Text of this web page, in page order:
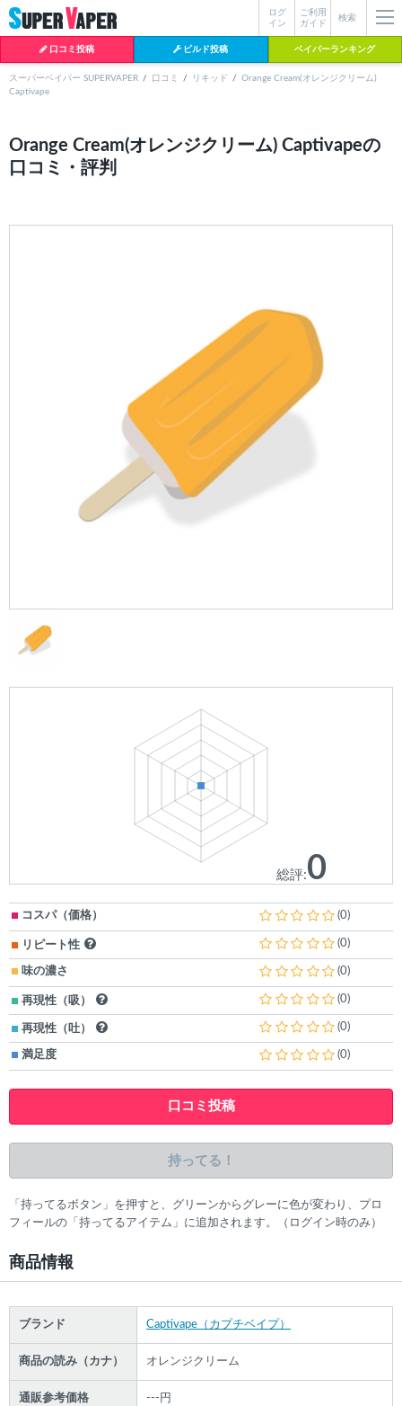
検索
ご利用
ガイド
ログ
イン
口コミ投稿 ビルド投稿 ベイパーランキング
よく検索されているワード
BI-SO（ビソー）
スーパーベイパー SUPERVAPER 口コミ リキッド
Orange Cream(オレンジクリーム)
Captivape
Orange Cream(オレンジクリーム) Captivapeの
口コミ・評判
総評:0
コスパ（価格） (0)
リピート性 (0)
味の濃さ (0)
再現性（吸） (0)
再現性（吐） (0)
満足度 (0)
口コミ投稿
持ってる！
「持ってるボタン」を押すと、グリーンからグレーに色が変わり、プロ
フィールの「持ってるアイテム」に追加されます。（ログイン時のみ）
商品情報
ブランド Captivape（カプチベイプ）
商品の読み（カナ） オレンジクリーム
通販参考価格 ---円
見つからない場合データベースに該当の商品がまだ登録されていない可能
性があります。スーパーベイパー運営に お問い合わせいただければ、速や
かに登録対応させていただきます。